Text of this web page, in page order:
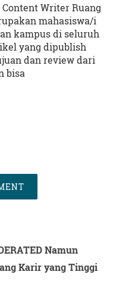
Content Writer Ruang
mahasiswa/i
kampus di seluruh
yang dipublish
dan review dari
bisa
Namun
Karir yang Tinggi